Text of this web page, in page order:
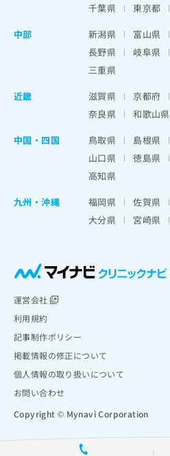
千葉県
東京都
中部
新潟県 富山県
長野県
岐阜県
三重県
近畿
滋賀県 京都府
奈良県
和歌山県
中国・四国
鳥取県 島根県
山口県
徳島県
高知県
九州・沖縄
福岡県 佐賀県
大分県
宮崎県
運営会社
利用規約
記事制作ポリシー
掲載情報の修正について
個人情報の取り扱いについて
お問い合わせ
Copyright © Mynavi Corporation